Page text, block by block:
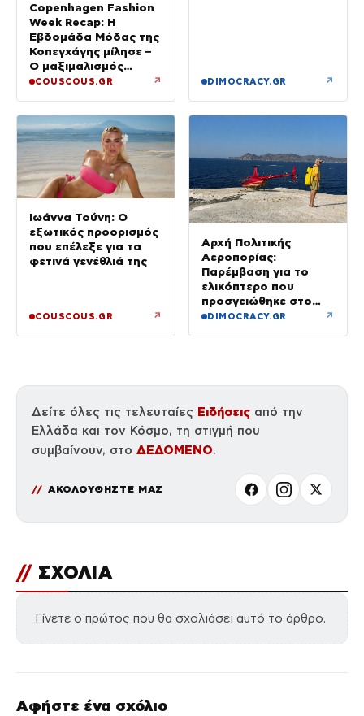
Copenhagen Fashion
Week Recap: Η
Εβδομάδα Μόδας της
Κοπεγχάγης μίλησε –
Ο μαξιμαλισμός
επιστρέφει
COUSCOUS.GR ↗ DIMOCRACY.GR ↗
Ιωάννα Τούνη: Ο
εξωτικός προορισμός
που επέλεξε για τα
φετινά γενέθλιά της
COUSCOUS.GR ↗
Αρχή Πολιτικής
Αεροπορίας:
Παρέμβαση για το
ελικόπτερο που
προσγειώθηκε στο
Σαρακήνικο της
DIMOCRACY.GR ↗
Δείτε όλες τις τελευταίες Ειδήσεις από την
Ελλάδα και τον Κόσμο, τη στιγμή που
συμβαίνουν, στο ΔΕΔΟΜΕΝΟ.
ΑΚΟΛΟΥΘΗΣΤΕ ΜΑΣ
// ΣΧΟΛΙΑ
Γίνετε ο πρώτος που θα σχολιάσει αυτό το άρθρο.
Αφήστε ένα σχόλιο